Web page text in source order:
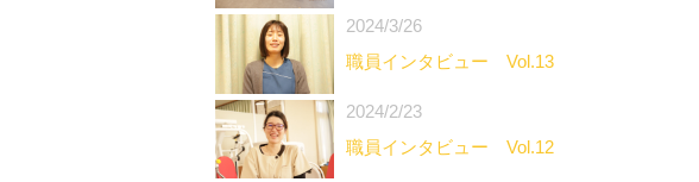
2024/3/26
職員インタビュー Vol.13
2024/2/23
職員インタビュー Vol.12